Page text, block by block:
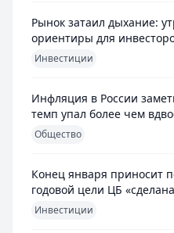
Рынок затаил дыхание:
ориентиры для
Инвестиции
Инфляция в России
темп упал более чем
Общество
Конец января приносит
годовой цели ЦБ
Инвестиции